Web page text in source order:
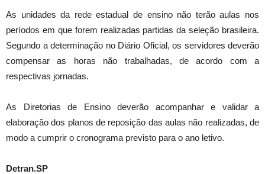
As unidades da rede estadual de ensino não terão aulas nos
períodos em que forem realizadas partidas da seleção brasileira.
Segundo a determinação no Diário Oficial, os servidores deverão
compensar as horas não trabalhadas, de acordo com a
respectivas jornadas.
As Diretorias de Ensino deverão acompanhar e validar a
elaboração dos planos de reposição das aulas não realizadas, de
modo a cumprir o cronograma previsto para o ano letivo.
Detran.SP